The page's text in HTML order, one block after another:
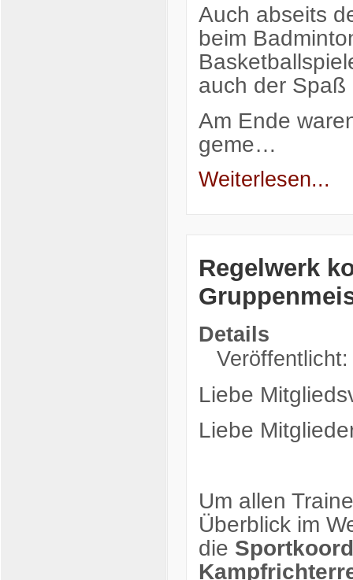
Auch abseits
beim
auch der Spaß
Am Ende
geme…
Weiterlesen...
Regelwerk
Details
Liebe
Liebe
Um allen
Überblick im
die